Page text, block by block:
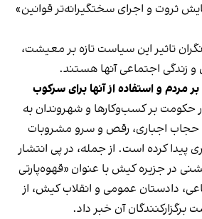
ثروت و اجرای سختگیرانه‌تر قوانین»
تاثیر این سیاست‌ تازه بر معیشت،
زندگی اجتماعی آنها هستند.
مردم و استفاده از آنها برای سرکوب
حکومت بر کسب‌وکارها و شهروندان به
حجاب اجباری، رقص و سرو مشروبات
پیدا کرده است. از جمله، در پی انتشار
در جزیره کیش با عنوان «قهوه‌پارتی
دادستان عمومی و انقلاب کیش، از
برگزارکنندگان آن خبر داد.